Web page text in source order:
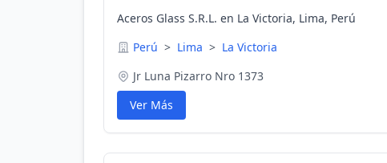
Aceros Glass S.R.L. en La Victoria, Lima, Perú
Perú > Lima > La Victoria
Jr Luna Pizarro Nro 1373
Ver Más